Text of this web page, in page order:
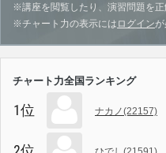
※講座を閲覧したり、演習問題を正
※チャート力の表示には ログインが
チャート力全国ランキング
1位 ナカノ(22157)